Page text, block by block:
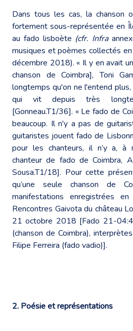
Dans tous les cas, la chanson
fortement sous-représentée en
au fado lisboète (cfr. Infra
musiques et poèmes collectés
décembre 2018). « Il y en avait
chanson de Coimbra], Toni
longtemps qu'on ne l'entend
qui vit depuis très
[Gonneau.T1/36]. « Le fado de
beaucoup. Il n'y a pas de
guitaristes jouent fado de
pour les chanteurs, il n’y a, à
chanteur de fado de Coimbra,
Sousa.T1/18]. Pour cette
qu’une seule chanson de
manifestations enregistrées
Rencontres Gaivota du château
21 octobre 2018 [Fado 21-
(chanson de Coimbra),
Filipe Ferreira (fado vadio)].
2. Poésie et représentations